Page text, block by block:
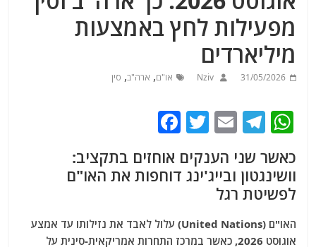
מפעילות לחץ באמצעות
מיליארדים
31/05/2026
Nziv או"ם, ארה"ב, סין
W
at
s
p
T
e
g
ra
m
E
ai
l
T
itt
er
c
e
b
o
כאשר שני הענקים אוחזים בתקציב:
וושינגטון ובייג'ינג דוחפות את האו"ם
לפשיטת רגל
האו"ם (United Nations) עלול לאבד את נזילותו עד אמצע
אוגוסט 2026, כאשר במרכז התחרות אמריקאית-סינית על